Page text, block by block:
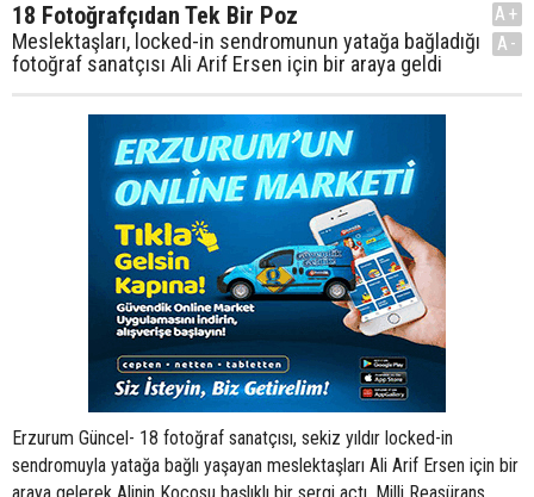
18 Fotoğrafçıdan Tek Bir Poz
Meslektaşları, locked-in sendromunun yatağa bağladığı
fotoğraf sanatçısı Ali Arif Ersen için bir araya geldi
A+
A-
Erzurum Güncel- 18 fotoğraf sanatçısı, sekiz yıldır locked-in
sendromuyla yatağa bağlı yaşayan meslektaşları Ali Arif Ersen için bir